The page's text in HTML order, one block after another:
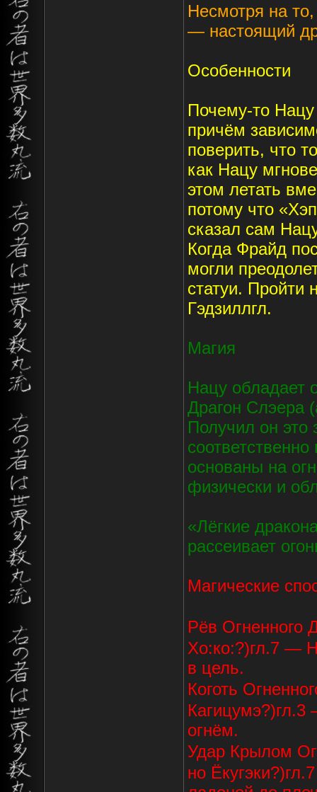
Несмотря на
— настоящий
Особенности
Почему-то Нацу
причём
поверить, что
как Нацу
этом летать
потому что
сказал сам
Когда Фрайд
могли
статуи. Пройти
Гэдзиллгл.
Магия
Нацу обладает
Драгон Слэера
Получил он это
основаны на
физически и
«Лёгкие
рассеивает
Магические
Рёв Огненного
Хо:ко:?)гл.7 —
в цель.
Коготь
огнём.
Удар Крылом
но